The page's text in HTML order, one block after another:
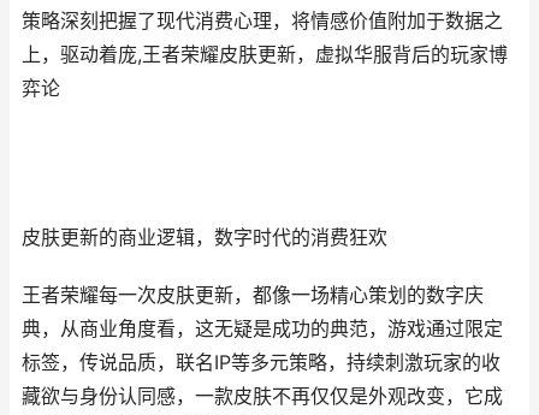
策略深刻把握了现代消费心理，将情感价值附加于数据之
上，驱动着庞,王者荣耀皮肤更新，虚拟华服背后的玩家博
弈论
皮肤更新的商业逻辑，数字时代的消费狂欢
王者荣耀每一次皮肤更新，都像一场精心策划的数字庆
典，从商业角度看，这无疑是成功的典范，游戏通过限定
标签，传说品质，联名IP等多元策略，持续刺激玩家的收
藏欲与身份认同感，一款皮肤不再仅仅是外观改变，它成